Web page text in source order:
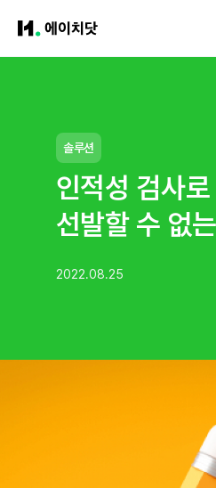
솔루션
인적성 검사
선발할 수 없
2022.08.25